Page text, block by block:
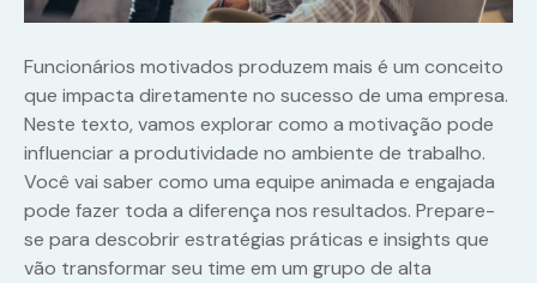
Funcionários motivados produzem mais é um conceito
que impacta diretamente no sucesso de uma empresa.
Neste texto, vamos explorar como a motivação pode
influenciar a produtividade no ambiente de trabalho.
Você vai saber como uma equipe animada e engajada
pode fazer toda a diferença nos resultados. Prepare-
se para descobrir estratégias práticas e insights que
vão transformar seu time em um grupo de alta